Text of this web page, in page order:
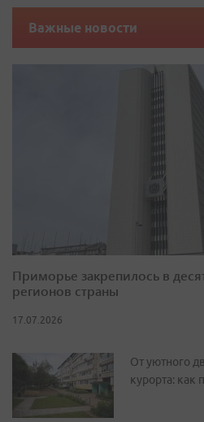
Важные новости
Приморье закрепилось в
регионов страны
17.07.2026
От уютного
курорта: как